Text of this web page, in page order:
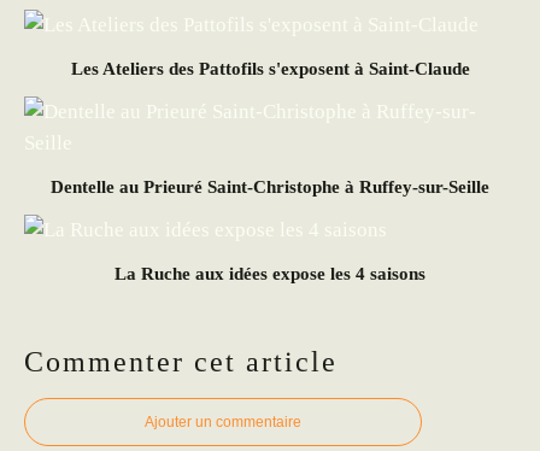
Les Ateliers des Pattofils s'exposent à Saint-Claude
Dentelle au Prieuré Saint-Christophe à Ruffey-sur-Seille
La Ruche aux idées expose les 4 saisons
Commenter cet article
Ajouter un commentaire